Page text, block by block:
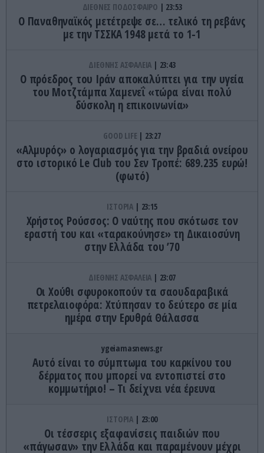
ΔΙΕΘΝΕΣ ΠΟΔΟΣΦΑΙΡΟ 23:53
Ο Παναθηναϊκός μετέτρεψε σε… τελικό τη ρεβάνς
με την ΤΣΣΚΑ 1948 μετά το 1-1
ΔΙΕΘΝΗΣ ΑΣΦΑΛΕΙΑ 23:43
Ο πρόεδρος του Ιράν αποκαλύπτει για την υγεία
του Μοτζτάμπα Χαμενεΐ «τώρα είναι πολύ
δύσκολη η επικοινωνία»
GOOD LIFE 23:27
«Αλμυρός» ο λογαριασμός για την βραδιά ονείρου
στο ιστορικό Le Club του Σεν Τροπέ: 689.235 ευρώ!
(φωτό)
ΙΣΤΟΡΙΑ 23:15
Χρήστος Ρούσσος: Ο ναύτης που σκότωσε τον
εραστή του και «ταρακούνησε» τη Δικαιοσύνη
στην Ελλάδα του ’70
ΔΙΕΘΝΗΣ ΑΣΦΑΛΕΙΑ 23:07
Οι Χούθι σφυροκοπούν τα σαουδαραβικά
πετρελαιοφόρα: Χτύπησαν το δεύτερο σε μία
ημέρα στην Ερυθρά Θάλασσα
ygeiamasnews.gr
Αυτό είναι το σύμπτωμα του καρκίνου του
δέρματος που μπορεί να εντοπιστεί στο
κομμωτήριο! – Τι δείχνει νέα έρευνα
ΙΣΤΟΡΙΑ 23:00
Οι τέσσερις εξαφανίσεις παιδιών που
«πάγωσαν» την Ελλάδα και παραμένουν μέχρι